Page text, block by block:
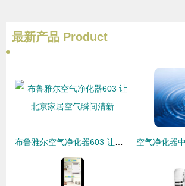
最新产品 Product